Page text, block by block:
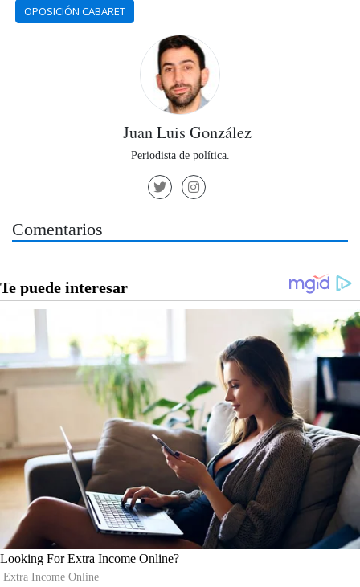
OPOSICIÓN CABARET
Juan Luis González
Periodista de política.
Comentarios